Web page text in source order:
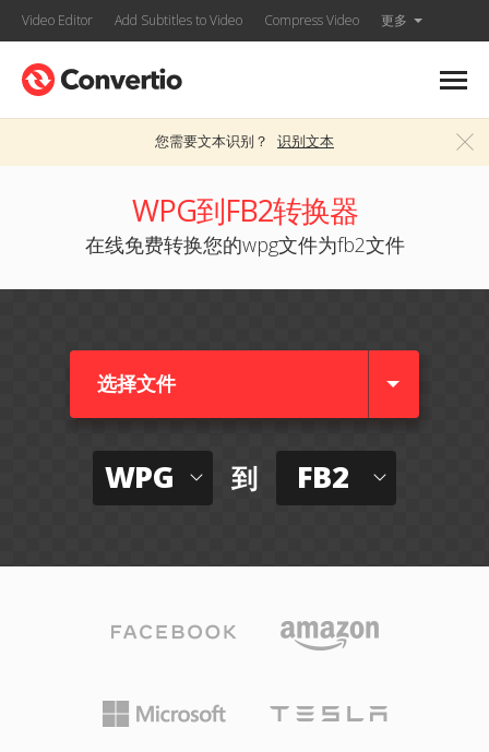
Video Editor Add Subtitles to Video Compress Video 更多
您需要文本识别？ 识别文本
WPG到FB2转换器
在线免费转换您的wpg文件为fb2文件
选择文件
WPG 到 FB2